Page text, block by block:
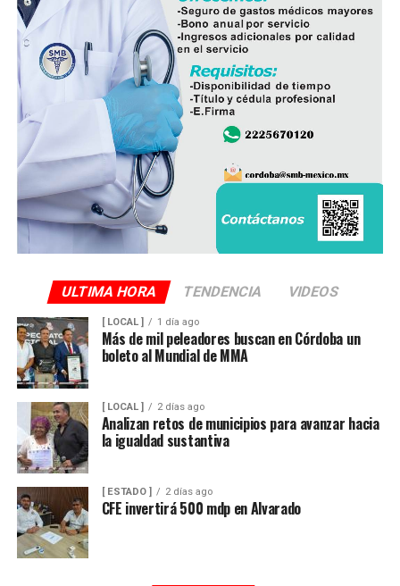
ULTIMA HORA TENDENCIA VIDEOS
[ LOCAL ] 1 día ago
Más de mil peleadores buscan en Córdoba un
boleto al Mundial de MMA
[ LOCAL ] 2 días ago
Analizan retos de municipios para avanzar hacia
la igualdad sustantiva
[ ESTADO ] 2 días ago
CFE invertirá 500 mdp en Alvarado